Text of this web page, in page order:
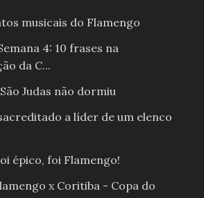
musicais do Flamengo
4: 10 frases na
da C...
Judas não dormiu
a líder de um elenco
épico, foi Flamengo!
x Coritiba - Copa do